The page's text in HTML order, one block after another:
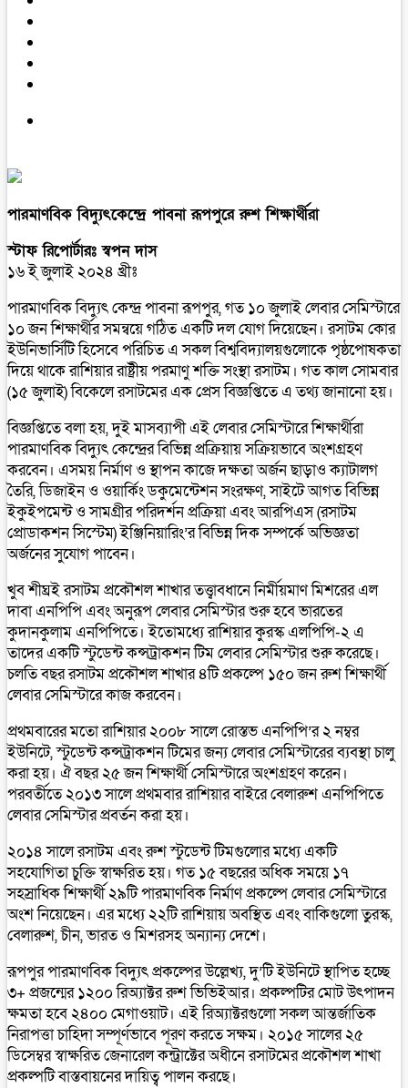
পারমাণবিক বিদ্যুৎকেন্দ্রে পাবনা রূপপুরে রুশ শিক্ষার্থীরা
স্টাফ রিপোর্টারঃ স্বপন দাস
১৬ ই্ জুলাই ২০২৪ খ্রীঃ
পারমাণবিক বিদ্যুৎ কেন্দ্র পাবনা রূপপুর, গত ১০ জুলাই লেবার সেমিস্টারে
১০ জন শিক্ষার্থীর সমন্বয়ে গঠিত একটি দল যোগ দিয়েছেন। রসাটম কোর
ইউনিভার্সিটি হিসেবে পরিচিত এ সকল বিশ্ববিদ্যালয়গুলোকে পৃষ্ঠপোষকতা
দিয়ে থাকে রাশিয়ার রাষ্ট্রীয় পরমাণু শক্তি সংস্থা রসাটম। গত কাল সোমবার
(১৫ জুলাই) বিকেলে রসাটমের এক প্রেস বিজ্ঞপ্তিতে এ তথ্য জানানো হয়।
বিজ্ঞপ্তিতে বলা হয়, দুই মাসব্যাপী এই লেবার সেমিস্টারে শিক্ষার্থীরা
পারমাণবিক বিদ্যুৎ কেন্দ্রের বিভিন্ন প্রক্রিয়ায় সক্রিয়ভাবে অংশগ্রহণ
করবেন। এসময় নির্মাণ ও স্থাপন কাজে দক্ষতা অর্জন ছাড়াও ক্যাটালগ
তৈরি, ডিজাইন ও ওয়ার্কিং ডকুমেন্টেশন সংরক্ষণ, সাইটে আগত বিভিন্ন
ইকুইপমেন্ট ও সামগ্রীর পরিদর্শন প্রক্রিয়া এবং আরপিএস (রসাটম
প্রোডাকশন সিস্টেম) ইঞ্জিনিয়ারিং’র বিভিন্ন দিক সম্পর্কে অভিজ্ঞতা
অর্জনের সুযোগ পাবেন।
খুব শীঘ্রই রসাটম প্রকৌশল শাখার তত্ত্বাবধানে নির্মীয়মাণ মিশরের এল
দাবা এনপিপি এবং অনুরূপ লেবার সেমিস্টার শুরু হবে ভারতের
কুদানকুলাম এনপিপিতে। ইতোমধ্যে রাশিয়ার কুরস্ক এলপিপি-২ এ
তাদের একটি স্টুডেন্ট কন্সট্রাকশন টিম লেবার সেমিস্টার শুরু করেছে।
চলতি বছর রসাটম প্রকৌশল শাখার ৪টি প্রকল্পে ১৫০ জন রুশ শিক্ষার্থী
লেবার সেমিস্টারে কাজ করবেন।
প্রথমবারের মতো রাশিয়ার ২০০৮ সালে রোস্তভ এনপিপি’র ২ নম্বর
ইউনিটে, স্টুডেন্ট কন্সট্রাকশন টিমের জন্য লেবার সেমিস্টারের ব্যবস্থা চালু
করা হয়। ঐ বছর ২৫ জন শিক্ষার্থী সেমিস্টারে অংশগ্রহণ করেন।
পরবর্তীতে ২০১৩ সালে প্রথমবার রাশিয়ার বাইরে বেলারুশ এনপিপিতে
লেবার সেমিস্টার প্রবর্তন করা হয়।
২০১৪ সালে রসাটম এবং রুশ স্টুডেন্ট টিমগুলোর মধ্যে একটি
সহযোগিতা চুক্তি স্বাক্ষরিত হয়। গত ১৫ বছরের অধিক সময়ে ১৭
সহস্রাধিক শিক্ষার্থী ২৯টি পারমাণবিক নির্মাণ প্রকল্পে লেবার সেমিস্টারে
অংশ নিয়েছেন। এর মধ্যে ২২টি রাশিয়ায় অবস্থিত এবং বাকিগুলো তুরস্ক,
বেলারুশ, চীন, ভারত ও মিশরসহ অন্যান্য দেশে।
রূপপুর পারমাণবিক বিদ্যুৎ প্রকল্পের উল্লেখ্য, দু’টি ইউনিটে স্থাপিত হচ্ছে
৩+ প্রজন্মের ১২০০ রিঅ্যাক্টর রুশ ভিভিইআর। প্রকল্পটির মোট উৎপাদন
ক্ষমতা হবে ২৪০০ মেগাওয়াট। এই রিঅ্যাক্টরগুলো সকল আন্তর্জাতিক
নিরাপত্তা চাহিদা সম্পূর্ণভাবে পূরণ করতে সক্ষম। ২০১৫ সালের ২৫
ডিসেম্বর স্বাক্ষরিত জেনারেল কন্ট্রাক্টের অধীনে রসাটমের প্রকৌশল শাখা
প্রকল্পটি বাস্তবায়নের দায়িত্ব পালন করছে।